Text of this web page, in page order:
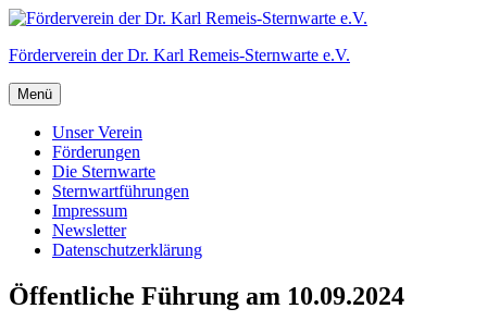
Zum
springen
Förderverein der Dr. Karl Remeis-Sternwarte e.V.
Menü
Unser Verein
Förderungen
Die Sternwarte
Sternwartführungen
Impressum
Newsletter
Datenschutzerklärung
Öffentliche Führung am 10.09.2024